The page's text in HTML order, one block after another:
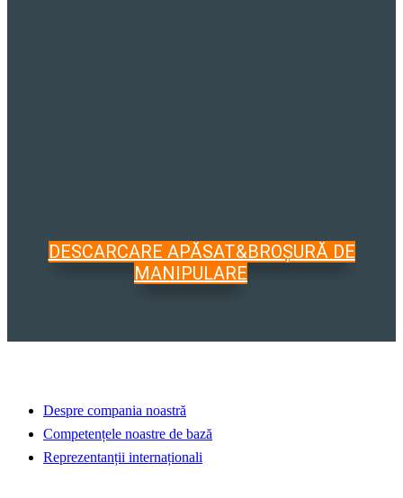
DESCARCARE APĂSAT&BROȘURĂ DE
MANIPULARE
Despre compania noastră
Competențele noastre de bază
Reprezentanții internaționali